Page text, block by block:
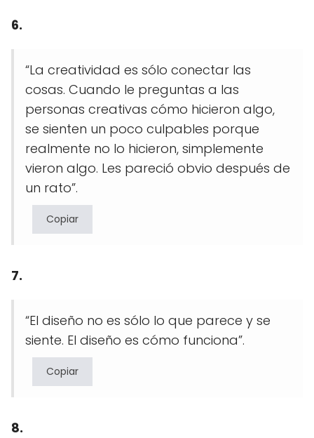
6.
“La creatividad es sólo conectar las
cosas. Cuando le preguntas a las
personas creativas cómo hicieron algo,
se sienten un poco culpables porque
realmente no lo hicieron, simplemente
vieron algo. Les pareció obvio después de
un rato”.
Copiar
7.
“El diseño no es sólo lo que parece y se
siente. El diseño es cómo funciona”.
Copiar
8.